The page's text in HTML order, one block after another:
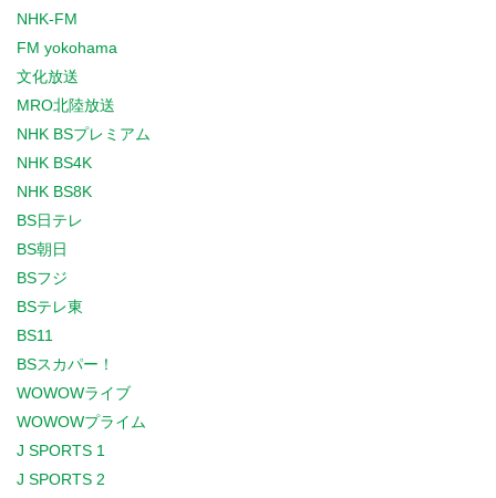
NHK-FM
FM yokohama
文化放送
MRO北陸放送
NHK BSプレミアム
NHK BS4K
NHK BS8K
BS日テレ
BS朝日
BSフジ
BSテレ東
BS11
BSスカパー！
WOWOWライブ
WOWOWプライム
J SPORTS 1
J SPORTS 2